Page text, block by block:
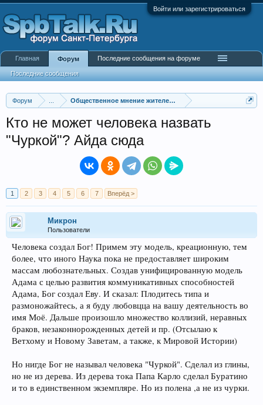
Войти или зарегистрироваться
Форум Общественное мнение жителей города
Кто не может человека назвать
"Чуркой"? Айда сюда
1 2 3 4 5 6 7 Вперёд >
Микрон
Пользователи
Человека создал Бог! Примем эту модель, креационную, тем
более, что иного Наука пока не предоставляет широким
массам любознательных. Создав унифицированную модель
Адама с целью развития коммуникативных способностей
Адама, Бог создал Еву. И сказал: Плодитесь типа и
размоножайтесь, а я буду любовцца на вашу деятельность во
имя Моё. Дальше произошло множество коллизий, неравных
браков, незаконнорожденных детей и пр. (Отсылаю к
Ветхому и Новому Заветам, а также, к Мировой Истории)
Но нигде Бог не называл человека "Чуркой". Сделал из глины,
но не из дерева. Из дерева тока Папа Карло сделал Буратино
и то в единственном экземпляре. Но из полена ,а не из чурки.
Главная Форум
Последние сообщения
Последние сообщения на форуме